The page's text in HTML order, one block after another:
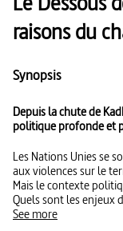
raisons du
Synopsis
Depuis la chute de
politique profonde et
Les Nations Unies se
aux violences sur le
Mais le contexte
Quels sont les enjeux
la crise que traverse le
See more